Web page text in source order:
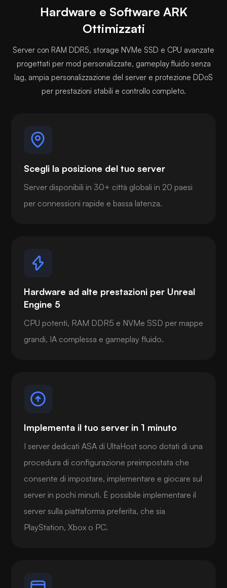
Hardware e Software ARK
Ottimizzati
Server con RAM DDR5, storage NVMe SSD e CPU avanzate
progettati per mod personalizzate, gameplay fluido senza
lag, ampia personalizzazione del server e protezione DDoS
per prestazioni stabili e controllo completo.
Scegli la posizione del tuo server
Server disponibili in 30+ città globali in 20 paesi
per connessioni rapide e bassa latenza.
Hardware ad alte prestazioni per Unreal
Engine 5
CPU potenti, RAM DDR5 e NVMe SSD per mappe
grandi, IA complessa e gameplay fluido.
Implementa il tuo server in 1 minuto
I server dedicati ASA di UltaHost sono dotati di una
procedura di configurazione preimpostata che
consente di impostare, implementare e giocare sul
server in pochi minuti. È possibile implementare il
server sulla piattaforma preferita, che sia
PlayStation, Xbox o PC.